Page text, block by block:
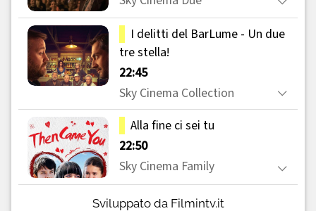
Sviluppato da Filmintv.it